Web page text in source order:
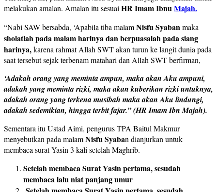
melakukan amalan. Amalan itu sesuai HR Imam IbnuMajah.
“Nabi SAW bersabda, ‘Apabila tiba malamNisfu Syabanmaka
sholatlah pada malam harinya dan berpuasalah pada siang
harinya,karena rahmat Allah SWT akan turun ke langit dunia pada
saat tersebut sejak terbenam matahari dan Allah SWT berfirman,
‘Adakah orang yang meminta ampun, maka akan Aku ampuni,
adakah yang meminta rizki, maka akan kuberikan rizki untuknya,
adakah orang yang terkena musibah maka akan Aku lindungi,
adakah sedemikian, hingga terbit fajar.” (HR Imam Ibn Majah).
Sementara itu Ustad Aimi, pengurus TPA Baitul Makmur
menyebutkan pada malamNisfu Syaban dianjurkan untuk
membaca surat Yasin 3 kali setelah Maghrib.
Setelah membaca Surat Yasin pertama, sesudah
membaca lalu niat panjang umur